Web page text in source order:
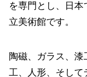
を専門とし、日
立美術館です。
陶磁、ガラス、
工、人形、そして